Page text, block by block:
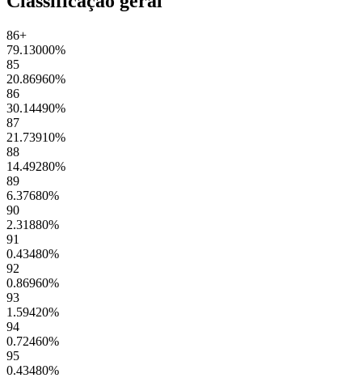
86+
79.13000%
85
20.86960%
86
30.14490%
87
21.73910%
88
14.49280%
89
6.37680%
90
2.31880%
91
0.43480%
92
0.86960%
93
1.59420%
94
0.72460%
95
0.43480%